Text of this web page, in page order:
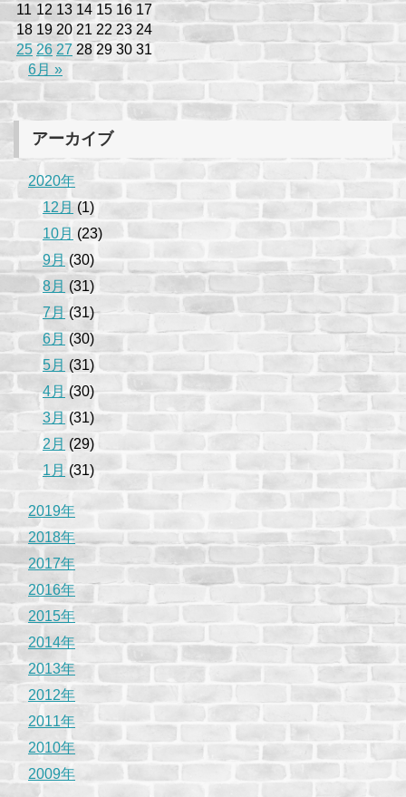
11 12 13 14 15 16 17
18 19 20 21 22 23 24
25 26 27 28 29 30 31
6月 »
アーカイブ
2020年
12月 (1)
10月 (23)
9月(30)
8月 (31)
7月(31)
6月 (30)
5月 (31)
4月(30)
3月(31)
2月 (29)
1月 (31)
2019年
2018年
2017年
2016年
2015年
2014年
2013年
2012年
2011年
2010年
2009年